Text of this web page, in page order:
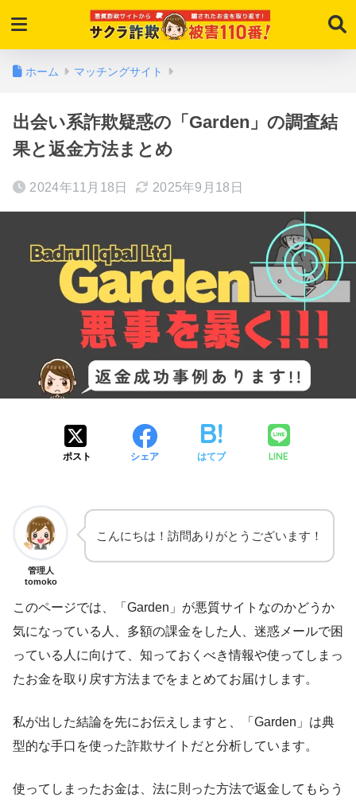
ホーム マッチングサイト
出会い系詐欺疑惑の「Garden」の調査結
果と返金方法まとめ
2024年11月18日 2025年9月18日
ポスト シェア はてブ LINE
管理人
tomoko
こんにちは！訪問ありがとうございます！
このページでは、「Garden」が悪質サイトなのかどうか
気になっている人、多額の課金をした人、迷惑メールで困
っている人に向けて、知っておくべき情報や使ってしまっ
たお金を取り戻す方法までをまとめてお届けします。
私が出した結論を先にお伝えしますと、「Garden」は典
型的な手口を使った詐欺サイトだと分析しています。
使ってしまったお金は、法に則った方法で返金してもらう